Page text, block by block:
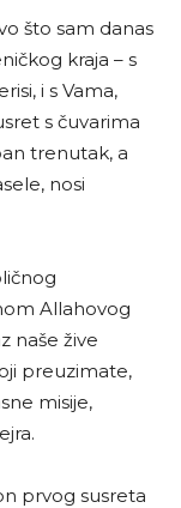
što sam danas
kraja – s
i s Vama,
s čuvarima
trenutak, a
nosi
Allahovog
naše žive
preuzimate,
misije,
prvog susreta